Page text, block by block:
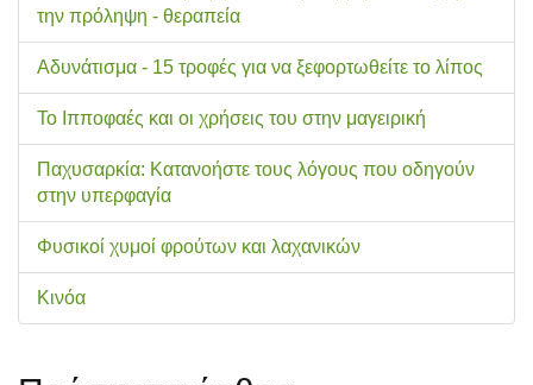
την πρόληψη - θεραπεία
Αδυνάτισμα - 15 τροφές για να ξεφορτωθείτε το λίπος
Το Ιπποφαές και οι χρήσεις του στην μαγειρική
Παχυσαρκία: Κατανοήστε τους λόγους που οδηγούν
στην υπερφαγία
Φυσικοί χυμοί φρούτων και λαχανικών
Κινόα